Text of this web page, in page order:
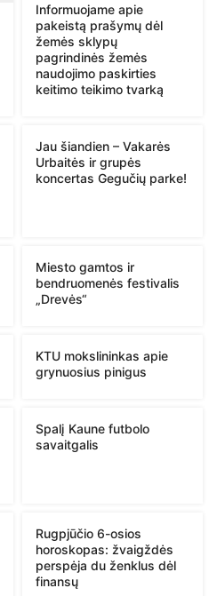
Informuojame apie
pakeistą prašymų dėl
žemės sklypų
pagrindinės žemės
naudojimo paskirties
keitimo teikimo tvarką
Jau šiandien – Vakarės
Urbaitės ir grupės
koncertas Gegučių parke!
Miesto gamtos ir
bendruomenės festivalis
„Drevės“
KTU mokslininkas apie
grynuosius pinigus
Spalį Kaune futbolo
savaitgalis
Rugpjūčio 6-osios
horoskopas: žvaigždės
perspėja du ženklus dėl
finansų